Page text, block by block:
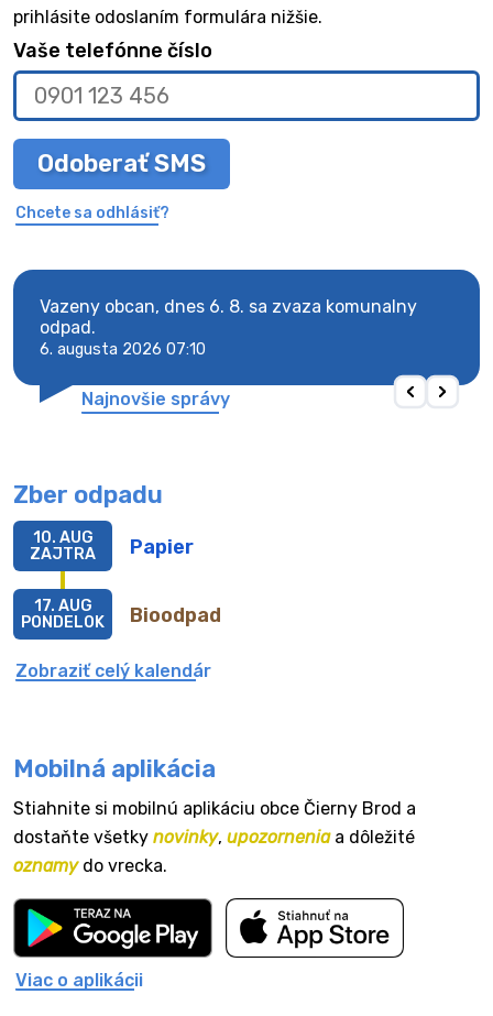
prihlásite odoslaním formulára nižšie.
Vaše telefónne číslo
Odoberať SMS
Chcete sa odhlásiť?
Vazeny obcan, dnes 6. 8. sa zvaza komunalny
odpad.
6. augusta 2026 07:10
Najnovšie správy
Zber odpadu
Papier
10. AUG
ZAJTRA
Bioodpad
17. AUG
PONDELOK
Zobraziť celý kalendár
Mobilná aplikácia
Stiahnite si mobilnú aplikáciu obce Čierny Brod a
dostaňte všetky novinky, upozorneniaa dôležité
oznamydo vrecka.
Viac o aplikácii